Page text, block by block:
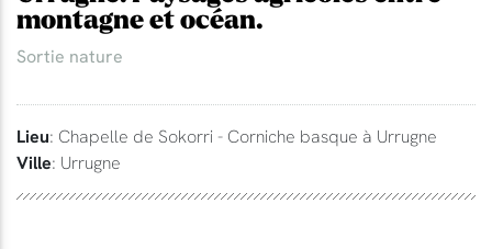
montagne et océan.
Sortie nature
Lieu: Chapelle de Sokorri - Corniche basque à Urrugne
Ville: Urrugne